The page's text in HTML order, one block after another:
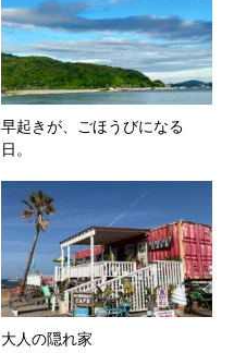
早起きが、ごほうびになる
日。
大人の隠れ家